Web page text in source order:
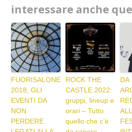
interessare anche
FUORISALONE
2018, GLI
EVENTI DA
NON
PERDERE
ROCK THE
CASTLE 2022:
gruppi, lineup e
orari – Tutto
quello che c’è
DA